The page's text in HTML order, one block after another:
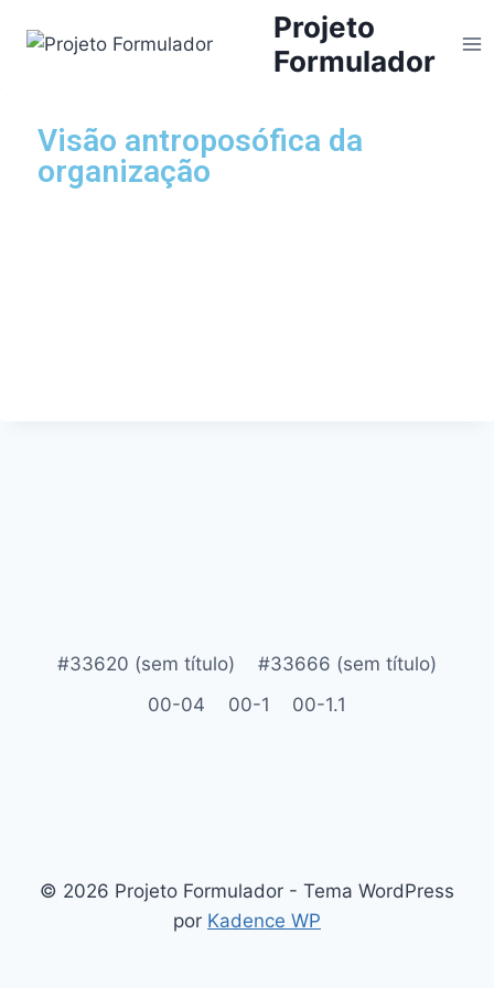
Projeto
Formulador
Visão antroposófica da
organização
#33620 (sem título)
#33666 (sem título)
00-04
00-1 00-1.1
© 2026 Projeto Formulador - Tema WordPress
por Kadence WP